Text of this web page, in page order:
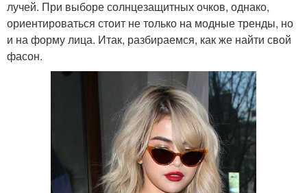
лучей. При выборе солнцезащитных очков, однако,
ориентироваться стоит не только на модные тренды, но
и на форму лица. Итак, разбираемся, как же найти свой
фасон.